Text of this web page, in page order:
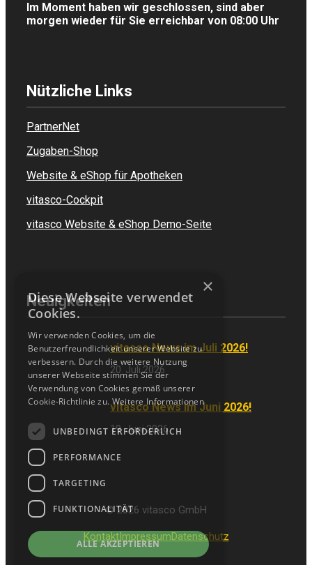
Im Moment haben wir geschlossen, sind aber
morgen wieder für Sie erreichbar von 08:00 Uhr
Nützliche Links
PartnerNet
Zugaben-Shop
Website & eShop für Apotheken
vitasco-Cockpit
vitasco Website & eShop Demo-Seite
Neuigkeiten
vitasco News im Juli 2026!
20. Juli 2026
vitasco News im Juni 2026!
19. Juni 2026
© 2026 vitasco GmbH
KontaktImpressumDatenschutz
×
Diese Webseite verwendet
Cookies.
Wir verwenden Cookies, um die
Benutzerfreundlichkeit unserer Website zu
verbessern. Durch die weitere Nutzung
unserer Webseite stimmen Sie der
Verwendung von Cookies gemäß unserer
Cookie-Richtlinie zu. Weitere Informationen
UNBEDINGT ERFORDERLICH
PERFORMANCE
TARGETING
FUNKTIONALITÄT
ALLE AKZEPTIEREN